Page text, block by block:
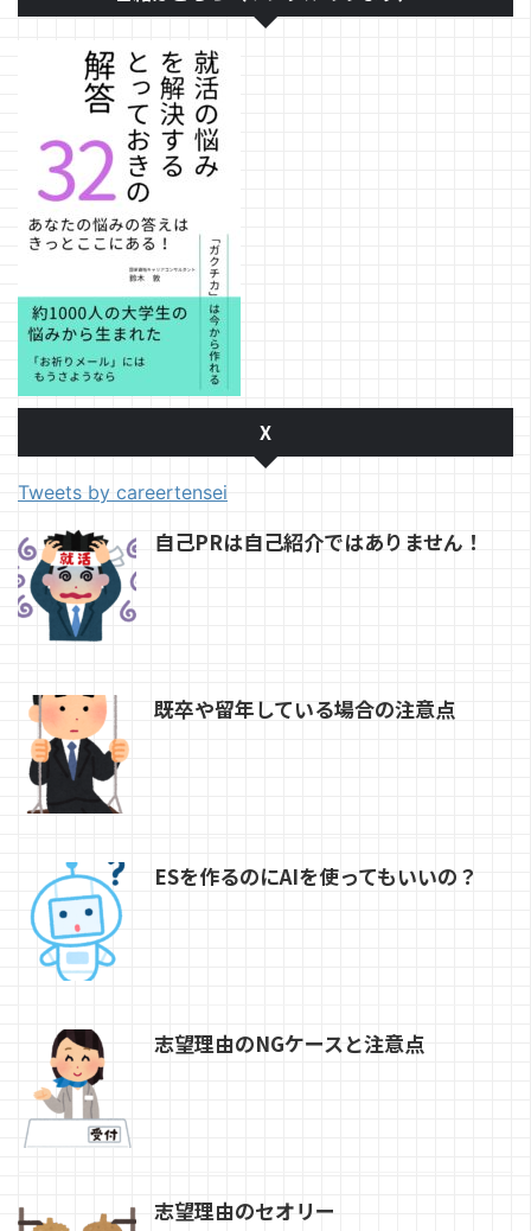
X
Tweets by careertensei
自己PRは自己紹介ではありません！
既卒や留年している場合の注意点
ESを作るのにAIを使ってもいいの？
志望理由のNGケースと注意点
志望理由のセオリー